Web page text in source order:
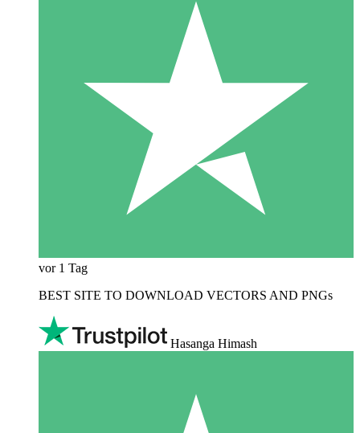
vor 1 Tag
BEST SITE TO DOWNLOAD VECTORS AND PNGs
Hasanga Himash